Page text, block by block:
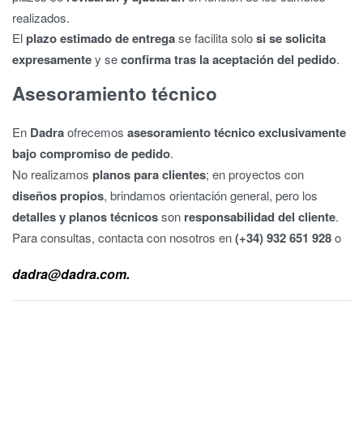
realizados.
Elplazo estimado de entregase facilita solosi se solicita
expresamentey seconfirma tras la aceptación del pedido.
Asesoramiento técnico
En Dadraofrecemos asesoramiento técnico exclusivamente
bajo compromiso de pedido.
No realizamos planos para clientes; en proyectos con
diseños propios, brindamos orientación general, pero los
detalles y planos técnicosson responsabilidad del cliente.
Para consultas, contacta con nosotros en(+34) 932 651 928o
dadra@dadra.com.